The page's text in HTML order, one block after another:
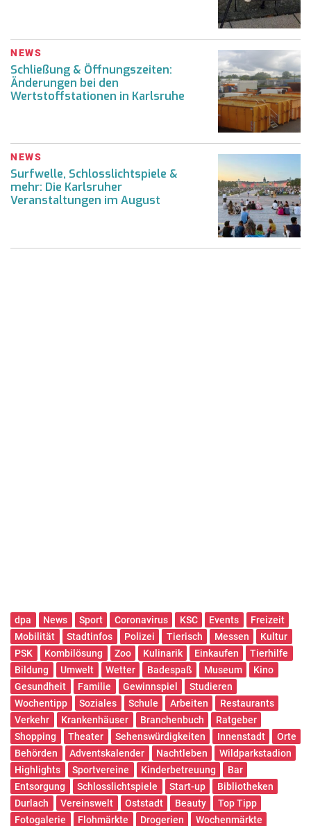
NEWS
Schließung & Öffnungszeiten:
Änderungen bei den
Wertstoffstationen in Karlsruhe
NEWS
Surfwelle, Schlosslichtspiele &
mehr: Die Karlsruher
Veranstaltungen im August
dpa News Sport Coronavirus KSC Events
Freizeit
Mobilität
Stadtinfos Polizei Tierisch Messen
Kultur
PSK
Kombilösung Zoo Kulinarik Einkaufen
Tierhilfe
Bildung
Umwelt Wetter Badespaß Museum
Kino
Gesundheit
Familie Gewinnspiel
Studieren
Wochentipp
Soziales Schule Arbeiten
Restaurants
Verkehr
Krankenhäuser Branchenbuch
Ratgeber
Shopping
Theater Sehenswürdigkeiten Innenstadt
Orte
Behörden
Adventskalender Nachtleben
Wildparkstadion
Highlights
Sportvereine Kinderbetreuung
Bar
Entsorgung
Schlosslichtspiele Start-up
Bibliotheken
Durlach
Vereinswelt Oststadt Beauty
Top Tipp
Fotogalerie
Flohmärkte Drogerien
Wochenmärkte